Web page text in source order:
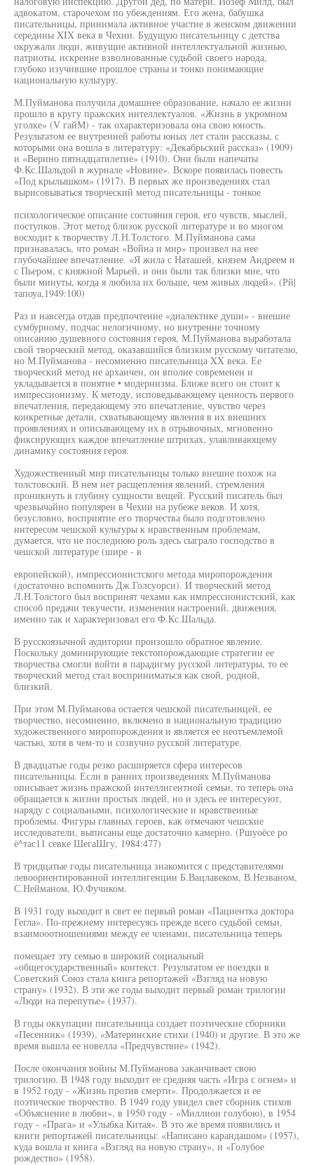
адвокатом, старочехом по убеждениям. Его жена, бабушка
писательницы, принимала активное участие в женском движении
середины XIX века в Чехии. Будущую писательницу с детства
окружали люди, живущие активной интеллектуальной жизнью,
патриоты, искренне взволнованные судьбой своего народа,
глубоко изучившие прошлое страны и тонко понимающие
национальную культуру.
М.Пуйманова получила домашнее образование, начало ее жизни
прошло в кругу пражских интеллектуалов. «Жизнь в укромном
уголке» (V гайМ) - так охарактеризовала она свою юность.
Результатом ее внутренней работы юных лет стали рассказы, с
которыми она вошла в литературу: «Декабрьский рассказ» (1909)
и «Верино пятнадцатилетие» (1910). Они были напечаты
Ф.Кс.Шальдой в журнале «Новине». Вскоре появилась повесть
«Под крылышком» (1917). В первых же произведениях стал
вырисовываться творческий метод писательницы - тонкое
психологическое описание состояния героя, его чувств, мыслей,
поступков. Этот метод близок русской литературе и во многом
восходит к творчеству Л.Н.Толстого. М.Пуйманова сама
признавалась, что роман «Война и мир» произвел на нее
глубочайшее впечатление. «Я жила с Наташей, князем Андреем и
с Пьером, с княжной Марьей, и они были так близки мне, что
были минуты, когда я любила их больше, чем живых людей». (Рй|
тапоуа,1949:100)
Раз и навсегда отдав предпочтение «диалектике души» - внешне
сумбурному, подчас нелогичному, но внутренне точному
описанию душевного состояния героя, М.Пуйманова выработала
свой творческий метод, оказавшийся близким русскому читателю,
но М.Пуйманова - несомненно писательница XX века. Ее
творческий метод не архаичен, он вполне современен и
укладывается в понятие • модернизма. Ближе всего он стоит к
импрессионизму. К методу, исповедывающему ценность первого
впечатления, передающему это впечатление, чувство через
конкретные детали, схватывающему явления в их внешних
проявлениях и описывающему их в отрывочных, мгновенно
фиксирующих каждое впечатление штрихах, улавливающему
динамику состояния героя.
Художественный мир писательницы только внешне похож на
толстовский. В нем нет расщепления явлений, стремления
проникнуть в глубину сущности вещей. Русский писатель был
чрезвычайно популярен в Чехии на рубеже веков. И хотя,
безусловно, восприятие его творчества было подготовлено
интересом чешской культуры к нравственным проблемам,
думается, что не последнюю роль здесь сыграло господство в
чешской литературе (шире - в
европейской), импрессионистского метода миропорождения
(достаточно вспомнить Дж.Голсуорси). И творческий метод
Л.Н.Толстого был воспринят чехами как импрессионистский, как
способ предачи текучести, изменения настроений, движения,
именно так и характеризовал его Ф.Кс.Шальда.
В русскоязычной аудитории произошло обратное явление.
Поскольку доминирующие текстопорождающие стратегии ее
творчества смогли войти в парадигму русской литературы, то ее
творческий метод стал восприниматься как свой, родной,
близкий.
При этом М.Пуйманова остается чешской писательницей, ее
творчество, несомненно, включено в национальную традицию
художественного миропорождения и является ее неотъемлемой
частью, хотя в чем-то и созвучно русской литературе.
В двадцатые годы резко расширяется сфера интересов
писательницы. Если в ранних произведениях М.Пуйманова
описывает жизнь пражской интеллигентной семьи, то теперь она
обращается к жизни простых людей, но и здесь ее интересуют,
наряду с социальными, психологические и нравственные
проблемы. Фигуры главных героев, как отмечают чешские
исследователи, выписаны еще достаточно камерно. (Ршуоёсе ро
ё^тас11 севке ШегаШгу, 1984:477)
В тридцатые годы писательница знакомится с представителями
левоориентированной интеллигенции Б.Вацлавеком, В.Незваном,
С.Нейманом, Ю.Фучиком.
В 1931 году выходит в свет ее первый роман «Пациентка доктора
Гегла». По-прежнему интересуясь прежде всего судьбой семьи,
взаимооотношениями между ее членами, писательница теперь
помещает эту семью в широкий социальный
«общегосударственный» контекст. Результатом ее поездки в
Советский Союз стала книга репортажей «Взгляд на новую
страну» (1932). В эти же годы выходит первый роман трилогии
«Люди на перепутье» (1937).
В годы оккупации писательница создает поэтические сборники
«Песенник» (1939), «Материнские стихи (1940) и другие. В это же
время вышла ее новелла «Предчувствие» (1942).
После окончания войны М.Пуйманова заканчивает свою
трилогию. В 1948 году выходит ее средняя часть «Игра с огнем» и
в 1952 году - «Жизнь против смерти». Продолжается и ее
поэтическое творчество. В 1949 году увидел свет сборник стихов
«Объяснение в любви», в 1950 году - «Миллион голубою), в 1954
году - «Прага» и «Улыбка Китая». В это же время появились и
книги репортажей писательницы: «Написано карандашом» (1957),
куда вошла и книга «Взгляд на новую страну», и «Голубое
рождество» (1958).